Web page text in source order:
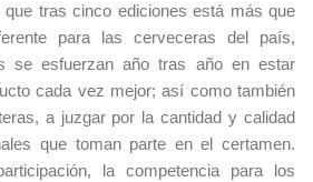
que tras cinco ediciones está más que
para las cerveceras del país,
se esfuerzan año tras año en estar
cada vez mejor; así como también
a juzgar por la cantidad y calidad
que toman parte en el certamen.
la competencia para los